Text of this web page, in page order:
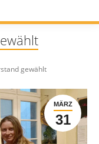
gewählt
MÄRZ
31